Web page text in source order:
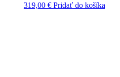
319,00 € Pridať do košíka